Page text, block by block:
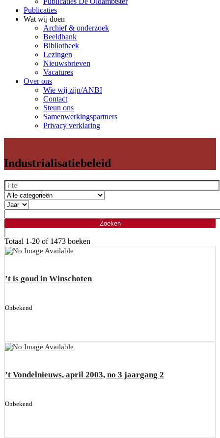
Publicaties
Wat wij doen
Archief & onderzoek
Beeldbank
Bibliotheek
Lezingen
Nieuwsbrieven
Vacatures
Over ons
Wie wij zijn/ANBI
Contact
Steun ons
Samenwerkingspartners
Privacy verklaring
Industrialisatiebeleid
Totaal 1-20 of 1473 boeken
’t is goud in Winschoten
Onbekend
’t Vondelnieuws, april 2003, no 3 jaargang 2
Onbekend